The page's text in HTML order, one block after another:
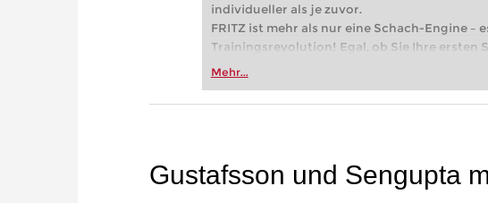
individueller als je zuvor.
FRITZ ist mehr als nur eine Schach-Engine –
Trainingsrevolution! Egal, ob Sie Ihre ersten
Vereinsschachs machen oder bereits auf
zuvor.
Mehr...
Gustafsson und Sengupta